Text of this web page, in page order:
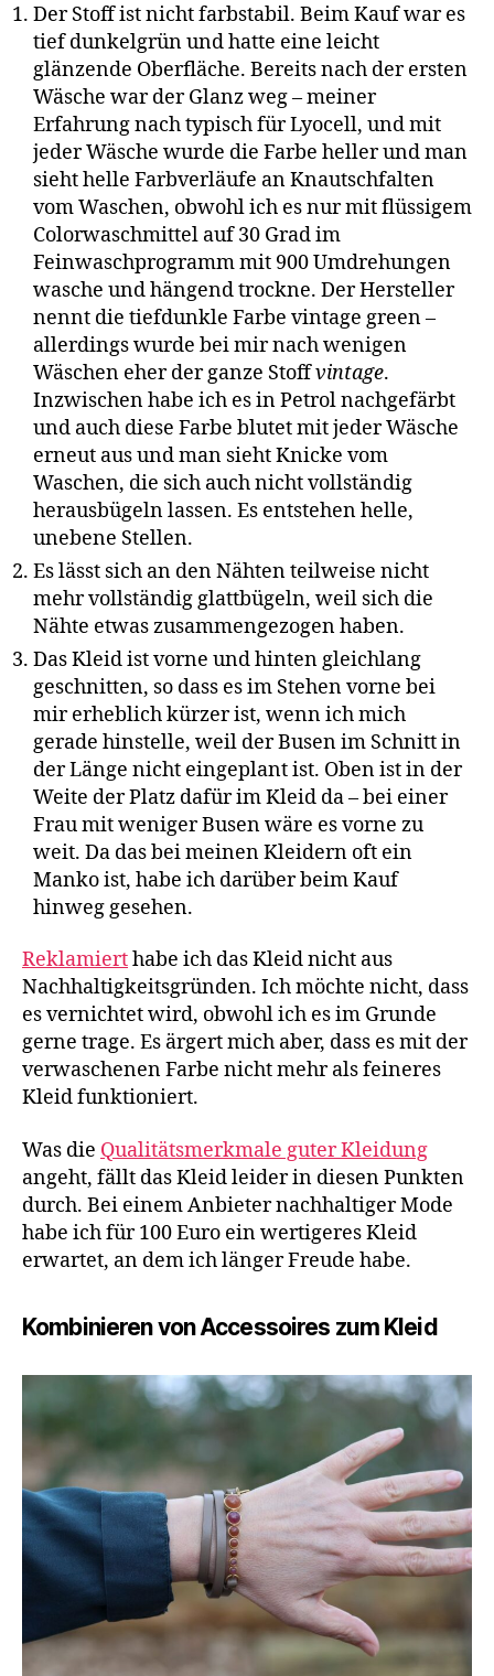
Der Stoff ist nicht farbstabil. Beim Kauf war es
tief dunkelgrün und hatte eine leicht
glänzende Oberfläche. Bereits nach der ersten
Wäsche war der Glanz weg – meiner
Erfahrung nach typisch für Lyocell, und mit
jeder Wäsche wurde die Farbe heller und man
sieht helle Farbverläufe an Knautschfalten
vom Waschen, obwohl ich es nur mit flüssigem
Colorwaschmittel auf 30 Grad im
Feinwaschprogramm mit 900 Umdrehungen
wasche und hängend trockne. Der Hersteller
nennt die tiefdunkle Farbe vintage green –
allerdings wurde bei mir nach wenigen
Wäschen eher der ganze Stoffvintage.
Inzwischen habe ich es in Petrol nachgefärbt
und auch diese Farbe blutet mit jeder Wäsche
erneut aus und man sieht Knicke vom
Waschen, die sich auch nicht vollständig
herausbügeln lassen. Es entstehen helle,
unebene Stellen.
Es lässt sich an den Nähten teilweise nicht
mehr vollständig glattbügeln, weil sich die
Nähte etwas zusammengezogen haben.
Das Kleid ist vorne und hinten gleichlang
geschnitten, so dass es im Stehen vorne bei
mir erheblich kürzer ist, wenn ich mich
gerade hinstelle, weil der Busen im Schnitt in
der Länge nicht eingeplant ist. Oben ist in der
Weite der Platz dafür im Kleid da – bei einer
Frau mit weniger Busen wäre es vorne zu
weit. Da das bei meinen Kleidern oft ein
Manko ist, habe ich darüber beim Kauf
hinweg gesehen.
Reklamierthabe ich das Kleid nicht aus
Nachhaltigkeitsgründen. Ich möchte nicht, dass
es vernichtet wird, obwohl ich es im Grunde
gerne trage. Es ärgert mich aber, dass es mit der
verwaschenen Farbe nicht mehr als feineres
Kleid funktioniert.
Was die Qualitätsmerkmale guter Kleidung
angeht, fällt das Kleid leider in diesen Punkten
durch. Bei einem Anbieter nachhaltiger Mode
habe ich für 100 Euro ein wertigeres Kleid
erwartet, an dem ich länger Freude habe.
Kombinieren von Accessoires zum Kleid